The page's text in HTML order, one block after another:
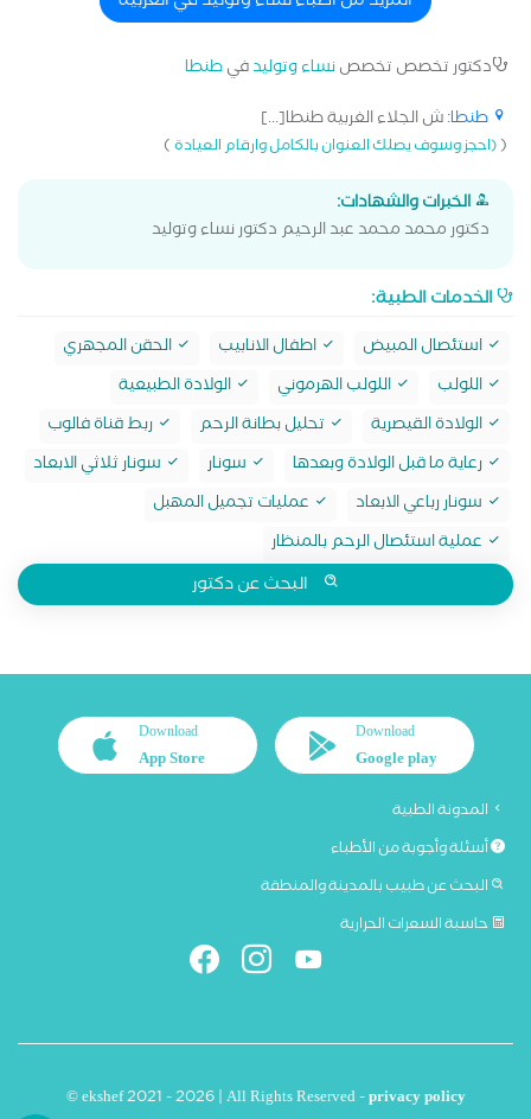
دكتور تخصص تخصصنساء وتوليدفيطنطا
طنطا: ش الجلاء الغربية طنطا[...]
((احجز وسوف يصلك العنوان بالكامل وارقام العيادة)
الخبرات والشهادات:
دكتور محمد محمد عبد الرحيم دكتور نساء وتوليد
الخدمات الطبية:
استئصال المبيض اطفال الانابيب
الحقن المجهري
اللولب
اللولب الهرموني
الولادة الطبيعية
الولادة القيصرية
تحليل بطانة الرحم
ربط قناة فالوب
رعاية ما قبل الولادة وبعدها
سونار
سونار ثلاثي الابعاد
سونار رباعي الابعاد
عمليات تجميل المهبل
عملية استئصال الرحم بالمنظار
البحث عن دكتور
Download
Google play
Download
App Store
المدونة الطبية
أسئلة وأجوبة من الأطباء
البحث عن طبيب بالمدينة والمنطقة
حاسبة السعرات الحرارية
© ekshef 2021 - 2026 | All Rights Reserved -privacy policy